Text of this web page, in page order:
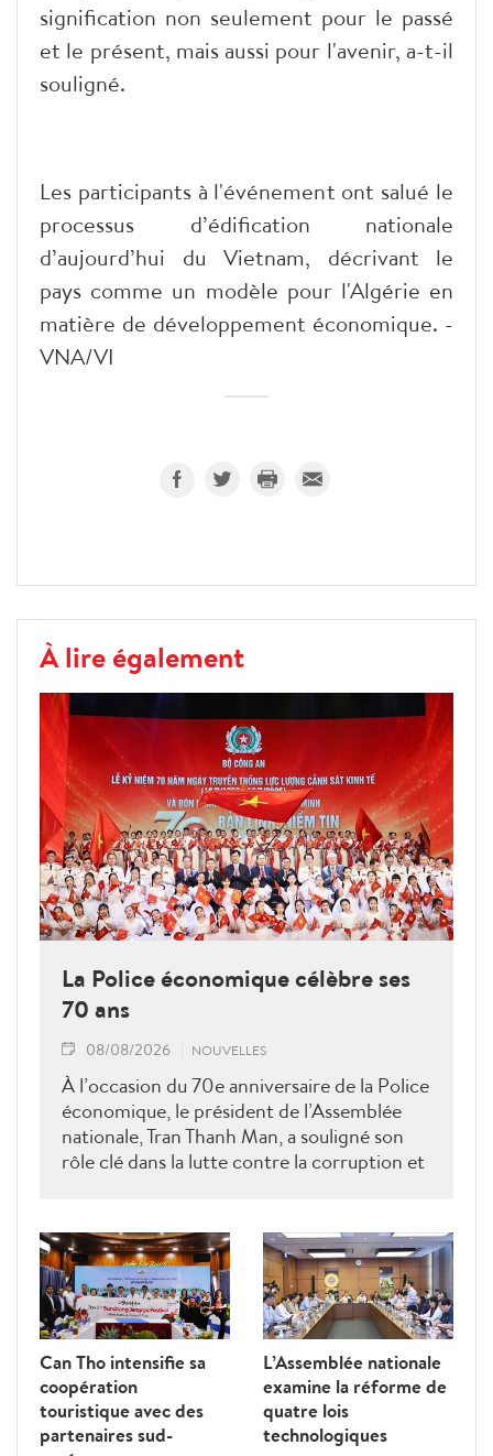
signification non seulement pour le passé
et le présent, mais aussi pour l'avenir, a-t-il
souligné.
Les participants à l'événement ont salué le
processus d’édification nationale
d’aujourd’hui du Vietnam, décrivant le
pays comme un modèle pour l'Algérie en
matière de développement économique. -
VNA/VI
À lire également
La Police économique célèbre ses
70 ans
08/08/2026 NOUVELLES
À l’occasion du 70e anniversaire de la Police
économique, le président de l’Assemblée
nationale, Tran Thanh Man, a souligné son
rôle clé dans la lutte contre la corruption et
Can Tho intensifie sa
coopération
touristique avec des
partenaires sud-
L’Assemblée nationale
examine la réforme de
quatre lois
technologiques